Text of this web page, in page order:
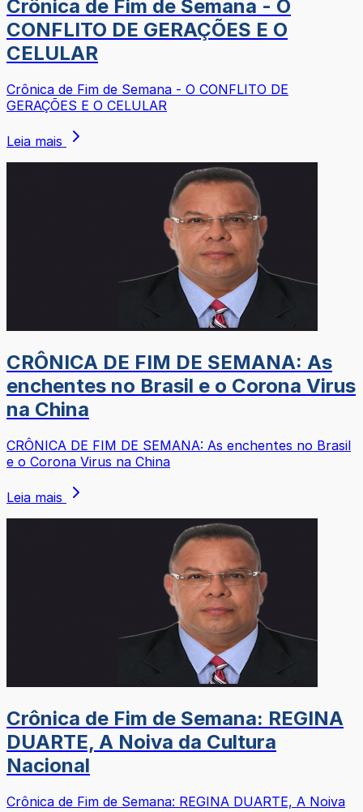
Crônica de Fim de Semana - O
CONFLITO DE GERAÇÕES E O
CELULAR
Crônica de Fim de Semana - O CONFLITO DE
GERAÇÕES E O CELULAR
Leia mais
CRÔNICA DE FIM DE SEMANA: As
enchentes no Brasil e o Corona Virus
na China
CRÔNICA DE FIM DE SEMANA: As enchentes no Brasil
e o Corona Virus na China
Leia mais
Crônica de Fim de Semana: REGINA
DUARTE, A Noiva da Cultura
Nacional
Crônica de Fim de Semana: REGINA DUARTE, A Noiva